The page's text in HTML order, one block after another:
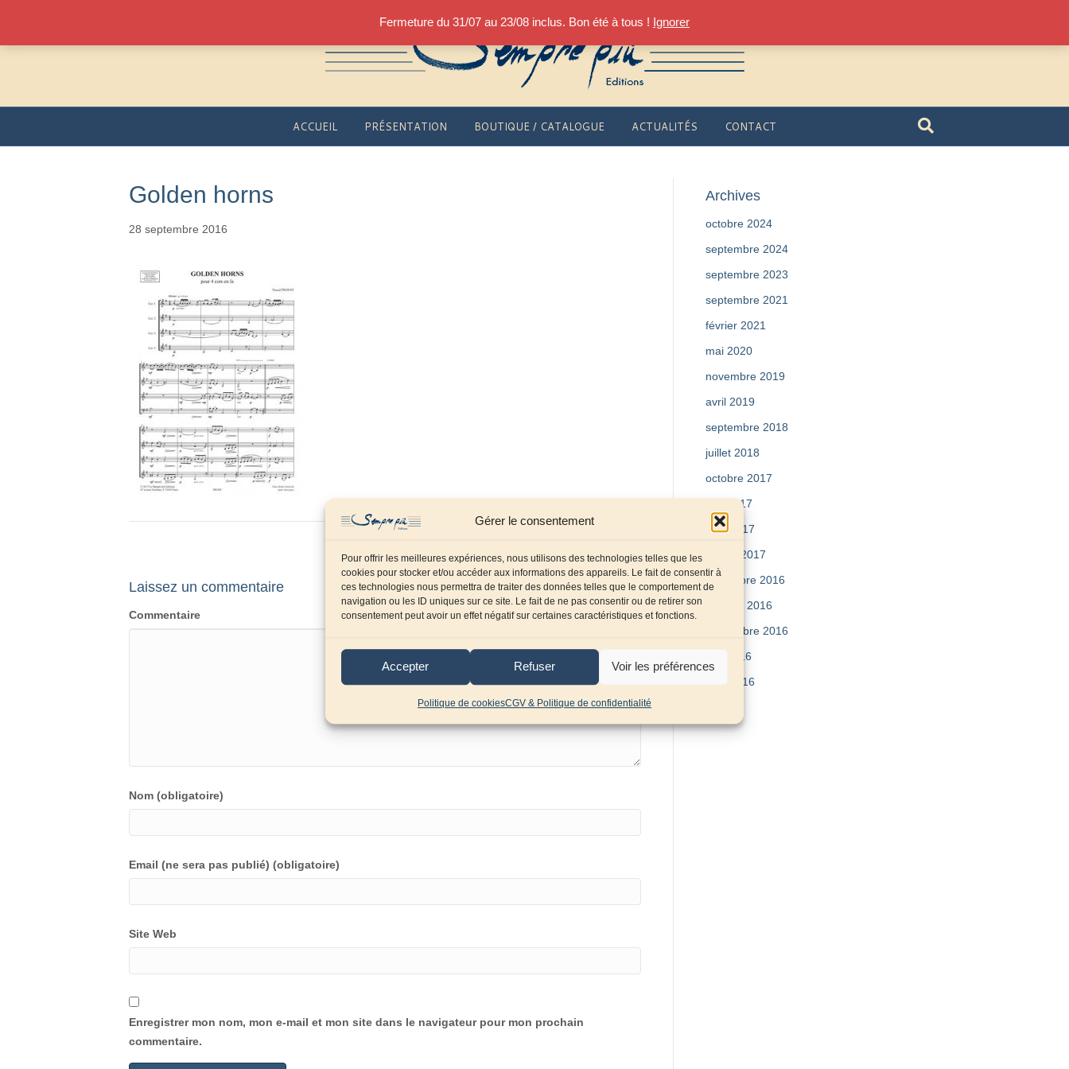
Gérer le consentement
Pour offrir les meilleures expériences, nous utilisons des technologies telles que les
cookies pour stocker et/ou accéder aux informations des appareils. Le fait de consentir à
ces technologies nous permettra de traiter des données telles que le comportement de
navigation ou les ID uniques sur ce site. Le fait de ne pas consentir ou de retirer son
consentement peut avoir un effet négatif sur certaines caractéristiques et fonctions.
Accepter Refuser Voir les préférences
Politique de cookiesCGV & Politique de confidentialité
Fermeture du 31/07 au 23/08 inclus. Bon été à tous ! Ignorer
ACCUEIL PRÉSENTATION BOUTIQUE / CATALOGUE ACTUALITÉS CONTACT
Golden horns
28 septembre 2016
Laissez un commentaire
Commentaire
Nom (obligatoire)
Email (ne sera pas publié) (obligatoire)
Site Web
Enregistrer mon nom, mon e-mail et mon site dans le navigateur pour mon prochain
commentaire.
Archives
octobre 2024
septembre 2024
septembre 2023
septembre 2021
février 2021
mai 2020
novembre 2019
avril 2019
septembre 2018
juillet 2018
octobre 2017
mai 2017
avril 2017
février 2017
décembre 2016
octobre 2016
septembre 2016
juin 2016
avril 2016